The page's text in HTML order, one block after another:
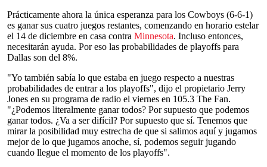
Prácticamente ahora la única esperanza para los Cowboys (6-6-1)
es ganar sus cuatro juegos restantes, comenzando en horario estelar
el 14 de diciembre en casa contra Minnesota. Incluso entonces,
necesitarán ayuda. Por eso las probabilidades de playoffs para
Dallas son del 8%.
"Yo también sabía lo que estaba en juego respecto a nuestras
probabilidades de entrar a los playoffs", dijo el propietario Jerry
Jones en su programa de radio el viernes en 105.3 The Fan.
"¿Podemos literalmente ganar todos? Por supuesto que podemos
ganar todos. ¿Va a ser difícil? Por supuesto que sí. Tenemos que
mirar la posibilidad muy estrecha de que si salimos aquí y jugamos
mejor de lo que jugamos anoche, sí, podemos seguir jugando
cuando llegue el momento de los playoffs".